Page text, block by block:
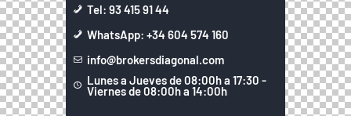
Tel: 93 415 91 44
WhatsApp: +34 604 574 160
info@brokersdiagonal.com
Lunes a Jueves de 08:00h a 17:30 -
Viernes de 08:00h a 14:00h